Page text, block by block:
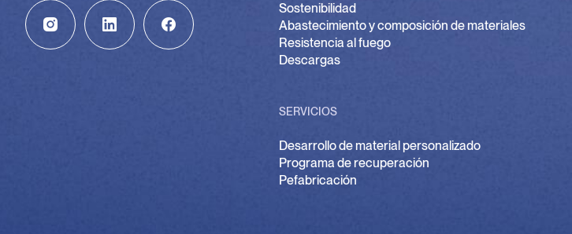
Sostenibilidad
Abastecimiento y composición de materiales
Resistencia al fuego
Descargas
SERVICIOS
Desarrollo de material personalizado
Programa de recuperación
Pefabricación